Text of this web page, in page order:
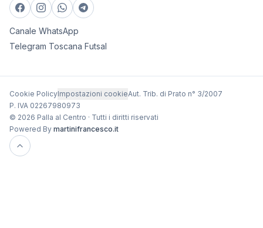
Canale WhatsApp
Telegram Toscana Futsal
Cookie PolicyImpostazioni cookieAut. Trib. di Prato n° 3/2007
P. IVA 02267980973
© 2026 Palla al Centro · Tutti i diritti riservati
Powered By martinifrancesco.it